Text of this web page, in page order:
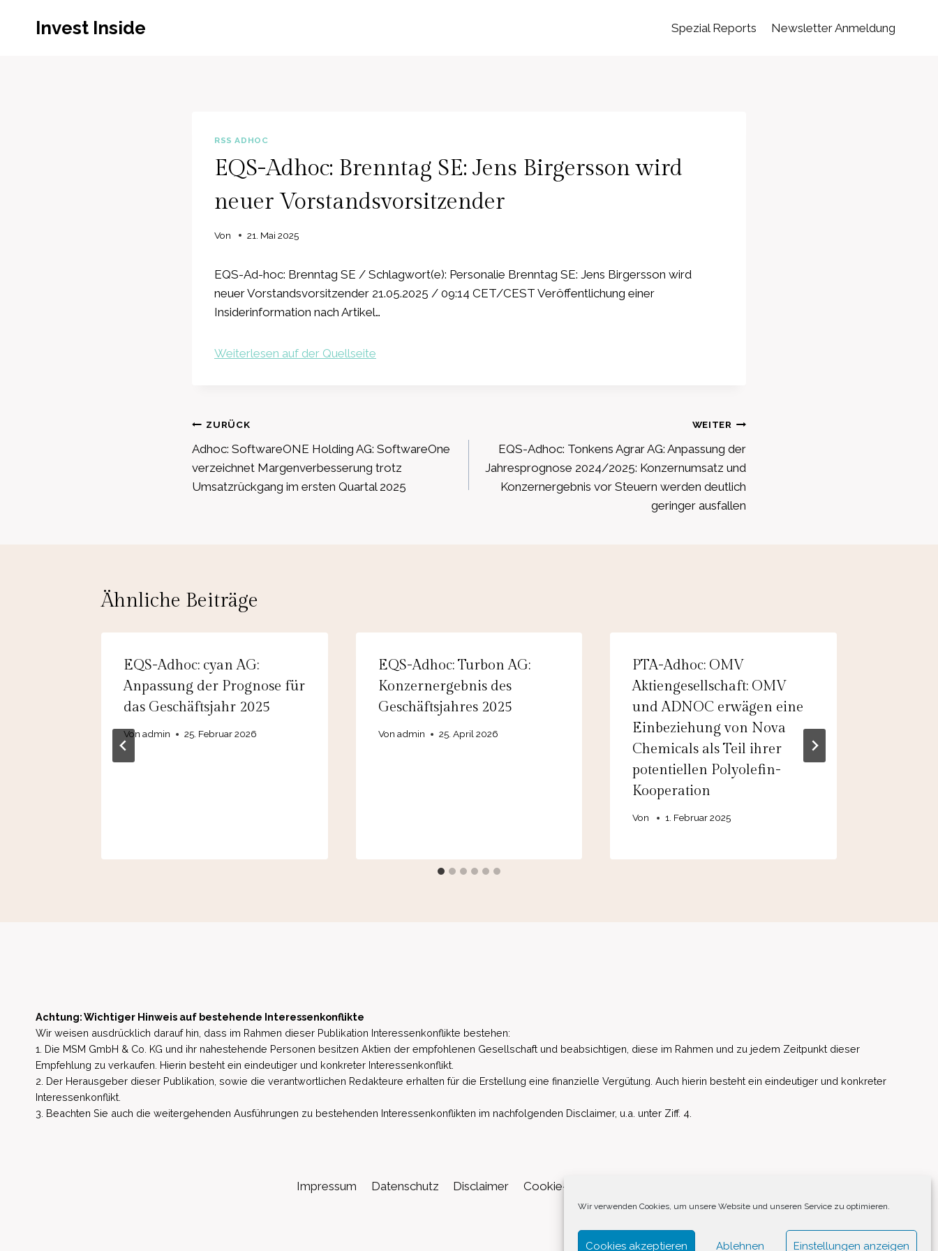
Wir verwenden Cookies, um unsere Website und unseren Service zu optimieren.
Cookies akzeptieren Ablehnen Einstellungen anzeigen
Invest Inside Spezial Reports Newsletter Anmeldung
RSS ADHOC
EQS-Adhoc: Brenntag SE: Jens Birgersson wird
neuer Vorstandsvorsitzender
Von 21. Mai 2025
EQS-Ad-hoc: Brenntag SE / Schlagwort(e): Personalie Brenntag SE: Jens Birgersson wird
neuer Vorstandsvorsitzender 21.05.2025 / 09:14 CET/CEST Veröffentlichung einer
Insiderinformation nach Artikel…
Weiterlesen auf der Quellseite
Beitragsnavigation
ZURÜCK
Adhoc: SoftwareONE Holding AG: SoftwareOne
verzeichnet Margenverbesserung trotz
Umsatzrückgang im ersten Quartal 2025
WEITER
EQS-Adhoc: Tonkens Agrar AG: Anpassung der
Jahresprognose 2024/2025: Konzernumsatz und
Konzernergebnis vor Steuern werden deutlich
geringer ausfallen
Ähnliche Beiträge
EQS-Adhoc: cyan AG:
Anpassung der Prognose für
das Geschäftsjahr 2025
Von admin 25. Februar 2026
EQS-Adhoc: Turbon AG:
Konzernergebnis des
Geschäftsjahres 2025
Von admin 25. April 2026
PTA-Adhoc: OMV
Aktiengesellschaft: OMV
und ADNOC erwägen eine
Einbeziehung von Nova
Chemicals als Teil ihrer
potentiellen Polyolefin-
Kooperation
Von 1. Februar 2025
Achtung: Wichtiger Hinweis auf bestehende Interessenkonflikte
Wir weisen ausdrücklich darauf hin, dass im Rahmen dieser Publikation Interessenkonflikte bestehen:
1. Die MSM GmbH & Co. KG und ihr nahestehende Personen besitzen Aktien der empfohlenen Gesellschaft und beabsichtigen, diese im Rahmen und zu jedem Zeitpunkt dieser
Empfehlung zu verkaufen. Hierin besteht ein eindeutiger und konkreter Interessenkonflikt.
2. Der Herausgeber dieser Publikation, sowie die verantwortlichen Redakteure erhalten für die Erstellung eine finanzielle Vergütung. Auch hierin besteht ein eindeutiger und konkreter
Interessenkonflikt.
3. Beachten Sie auch die weitergehenden Ausführungen zu bestehenden Interessenkonflikten im nachfolgenden Disclaimer, u.a. unter Ziff. 4.
Impressum Datenschutz Disclaimer Cookie-Richtlinie (EU)